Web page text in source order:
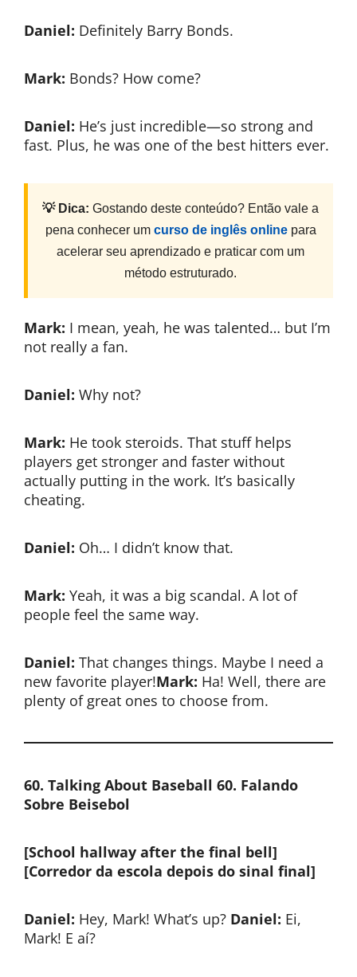
Daniel: Definitely Barry Bonds.
Mark: Bonds? How come?
Daniel: He’s just incredible—so strong and
fast. Plus, he was one of the best hitters ever.
💡 Dica: Gostando deste conteúdo? Então vale a
pena conhecer um curso de inglês onlinepara
acelerar seu aprendizado e praticar com um
método estruturado.
Mark: I mean, yeah, he was talented… but I’m
not really a fan.
Daniel: Why not?
Mark: He took steroids. That stuff helps
players get stronger and faster without
actually putting in the work. It’s basically
cheating.
Daniel: Oh… I didn’t know that.
Mark: Yeah, it was a big scandal. A lot of
people feel the same way.
Daniel: That changes things. Maybe I need a
new favorite player!Mark: Ha! Well, there are
plenty of great ones to choose from.
60. Talking About Baseball 60. Falando
Sobre Beisebol
[School hallway after the final bell]
[Corredor da escola depois do sinal final]
Daniel: Hey, Mark! What’s up? Daniel: Ei,
Mark! E aí?